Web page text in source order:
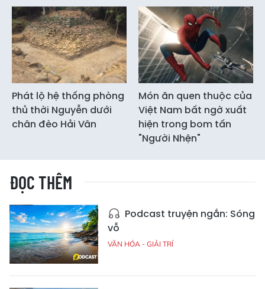
Phát lộ hệ thống phòng
thủ thời Nguyễn dưới
chân đèo Hải Vân
Món ăn quen thuộc của
Việt Nam bất ngờ xuất
hiện trong bom tấn
"Người Nhện"
ĐỌC THÊM
Podcast truyện ngắn: Sóng
vỗ
VĂN HÓA - GIẢI TRÍ